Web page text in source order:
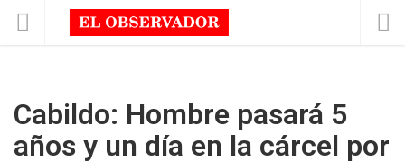
Cabildo: Hombre pasará 5
años y un día en la cárcel por